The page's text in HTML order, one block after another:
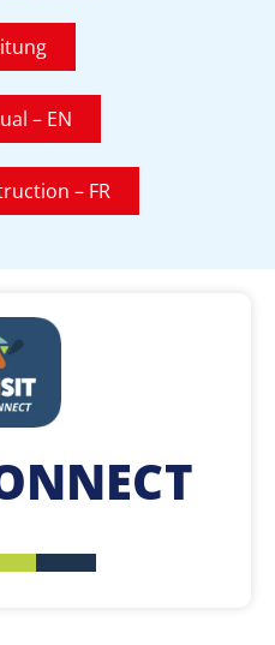
– EN
– FR